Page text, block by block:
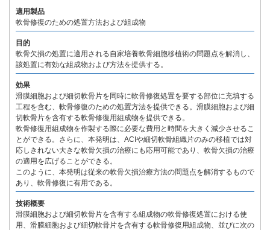
適用製品
軟骨修復のための処置方法および組成物
目的
軟骨欠損の処置に適用される自家培養軟骨細胞移植術の問題点を解消し、
該処置に有効な組成物および方法を提供する。
効果
滑膜細胞および細切軟骨片を同時に軟骨修復処置を要する部位に充填する
工程を含む、軟骨修復のための処置方法を提供できる。滑膜細胞および細
切軟骨片を含有する軟骨修復用組成物を提供できる。
軟骨修復用組成物を作製する際に必要な費用と時間を大きく減少させるこ
とができる。さらに、本発明は、ACIや細切軟骨組織片のみの移植では対
応しきれない大きな軟骨欠損の治療にも応用可能であり、軟骨欠損の治療
の適用を広げることができる。
このように、本発明は従来の軟骨欠損治療方法の問題点を解消するもので
あり、軟骨修復に有用である。
技術概要
滑膜細胞および細切軟骨片を含有する組成物の軟骨修復処置における使
用、滑膜細胞および細切軟骨片を含有する軟骨修復用組成物、並びに次の